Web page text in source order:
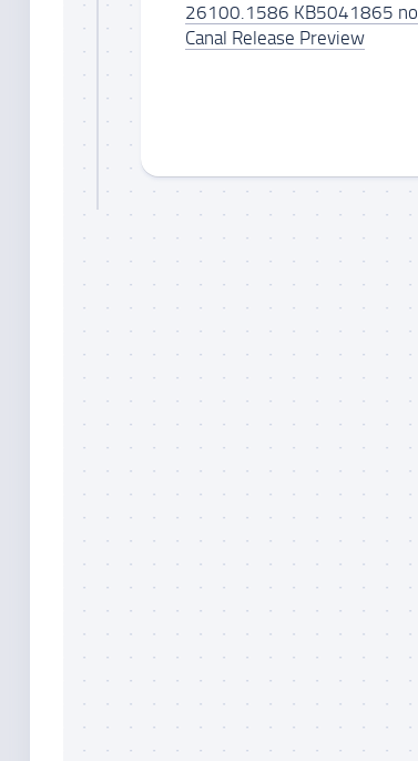
26100.1586 KB5041865 no
Canal Release Preview